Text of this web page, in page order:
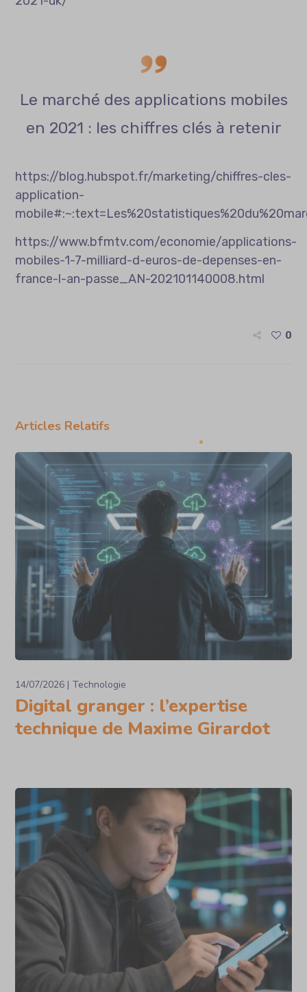
Le marché des applications mobiles
en 2021 : les chiffres clés à retenir
https://blog.hubspot.fr/marketing/chiffres-cles-
application-
https://www.bfmtv.com/economie/applications-
mobiles-1-7-milliard-d-euros-de-depenses-en-
france-l-an-passe_AN-202101140008.html
0
Articles Relatifs
14/07/2026 Technologie
Digital granger : l’expertise
technique de Maxime Girardot